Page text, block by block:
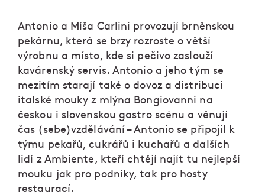
Antonio a Míša Carlini provozují brněnskou
pekárnu, která se brzy rozroste o větší
výrobnu a místo, kde si pečivo zaslouží
kavárenský servis. Antonio a jeho tým se
mezitím starají také o dovoz a distribuci
italské mouky z mlýna Bongiovanni na
českou i slovenskou gastro scénu a věnují
čas (sebe)vzdělávání – Antonio se připojil k
týmu pekařů, cukrářů i kuchařů a dalších
lidí z Ambiente, kteří chtějí najít tu nejlepší
mouku jak pro podniky, tak pro hosty
restaurací.